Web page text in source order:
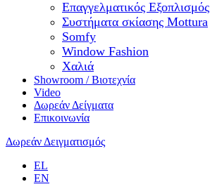
Επαγγελματικός Εξοπλισμός
Συστήματα σκίασης Mottura
Somfy
Window Fashion
Χαλιά
Showroom / Βιοτεχνία
Video
Δωρεάν Δείγματα
Επικοινωνία
Δωρεάν Δειγματισμός
EL
EN